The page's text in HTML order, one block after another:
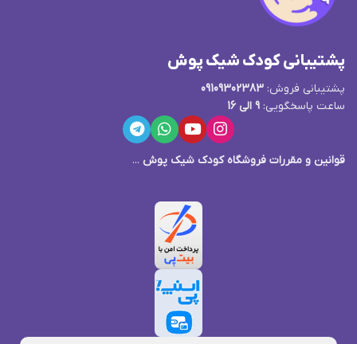
پشتیبانی کودک شیک پوش
پشتیبانی فروش: 09109302383
ساعت پاسخگویی: 9 الی 16
قوانین و مقررات فروشگاه کودک شیک پوش ...